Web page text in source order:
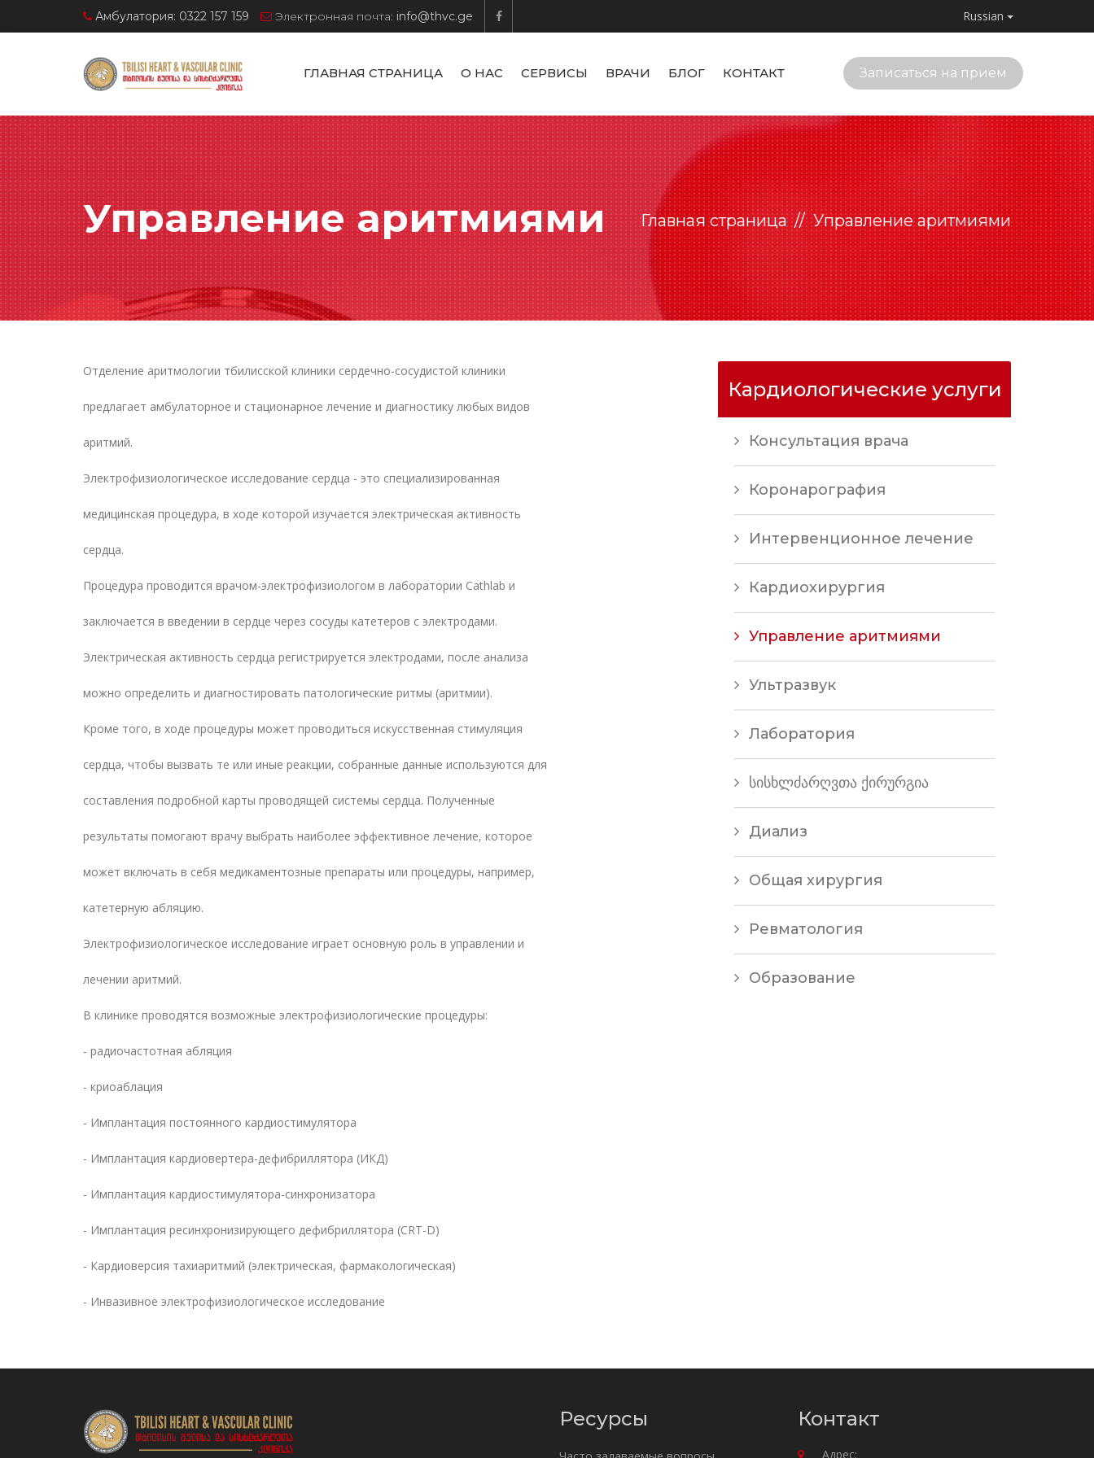
Амбулатория: 0322 157 159 Электронная почта: info@thvc.ge Russian
ГЛАВНАЯ СТРАНИЦА О НАС СЕРВИСЫ ВРАЧИ БЛОГ КОНТАКТ Записаться на прием
Управление аритмиями Главная страница Управление аритмиями
Отделение аритмологии тбилисской клиники сердечно-сосудистой клиники
предлагает амбулаторное и стационарное лечение и диагностику любых видов
аритмий.
Электрофизиологическое исследование сердца - это специализированная
медицинская процедура, в ходе которой изучается электрическая активность
сердца.
Процедура проводится врачом-электрофизиологом в лаборатории Cathlab и
заключается в введении в сердце через сосуды катетеров с электродами.
Электрическая активность сердца регистрируется электродами, после анализа
можно определить и диагностировать патологические ритмы (аритмии).
Кроме того, в ходе процедуры может проводиться искусственная стимуляция
сердца, чтобы вызвать те или иные реакции, собранные данные используются для
составления подробной карты проводящей системы сердца. Полученные
результаты помогают врачу выбрать наиболее эффективное лечение, которое
может включать в себя медикаментозные препараты или процедуры, например,
катетерную абляцию.
Электрофизиологическое исследование играет основную роль в управлении и
лечении аритмий.
В клинике проводятся возможные электрофизиологические процедуры:
- радиочастотная абляция
- криоаблация
- Имплантация постоянного кардиостимулятора
- Имплантация кардиовертера-дефибриллятора (ИКД)
- Имплантация кардиостимулятора-синхронизатора
- Имплантация ресинхронизирующего дефибриллятора (CRT-D)
- Кардиоверсия тахиаритмий (электрическая, фармакологическая)
- Инвазивное электрофизиологическое исследование
Кардиологические услуги
Консультация врача
Коронарография
Интервенционное лечение
Кардиохирургия
Управление аритмиями
Ультразвук
Лаборатория
სისხლძარღვთა ქირურგია
Диализ
Общая хирургия
Ревматология
Образование
Ресурсы Контакт
Адрес: